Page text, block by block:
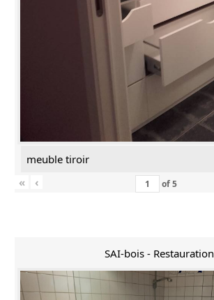
meuble tiroir
«
‹ of5
SAI-bois - Restauration